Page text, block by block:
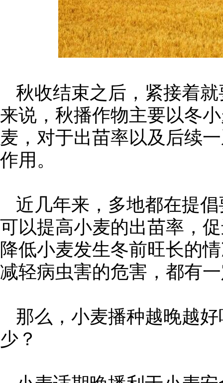
秋收结束之后，紧接着
来说，秋播作物主要以冬
麦，对于出苗率以及后续
作用。
近几年来，多地都在提
可以提高小麦的出苗率，
降低小麦发生冬前旺长的
减轻病虫害的危害，都有
那么，小麦播种越晚越
少？